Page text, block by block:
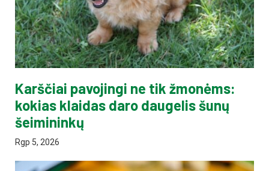
Karščiai pavojingi ne tik žmonėms:
kokias klaidas daro daugelis šunų
šeimininkų
Rgp 5, 2026